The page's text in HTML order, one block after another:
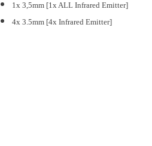
1x 3,5mm [1x ALL Infrared Emitter]
4x 3.5mm [4x Infrared Emitter]